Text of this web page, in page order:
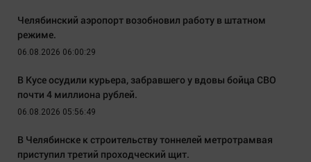
Челябинский аэропорт возобновил работу в штатном
режиме.
06.08.2026 06:00:29
В Кусе осудили курьера, забравшего у вдовы бойца СВО
почти 4 миллиона рублей.
06.08.2026 05:56:49
В Челябинске к строительству тоннелей метротрамвая
приступил третий проходческий щит.